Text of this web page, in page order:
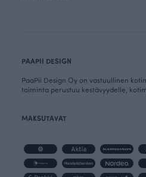
PAAPII DESIGN
PaaPii Design Oy on vastuullinen
toiminta perustuu kestävyydelle,
MAKSUTAVAT